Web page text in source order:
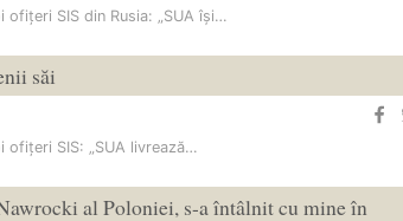
SIS din Rusia: „SUA își…
săi
ofițeri SIS: „SUA livrează…
al Poloniei, s-a întâlnit cu mine în